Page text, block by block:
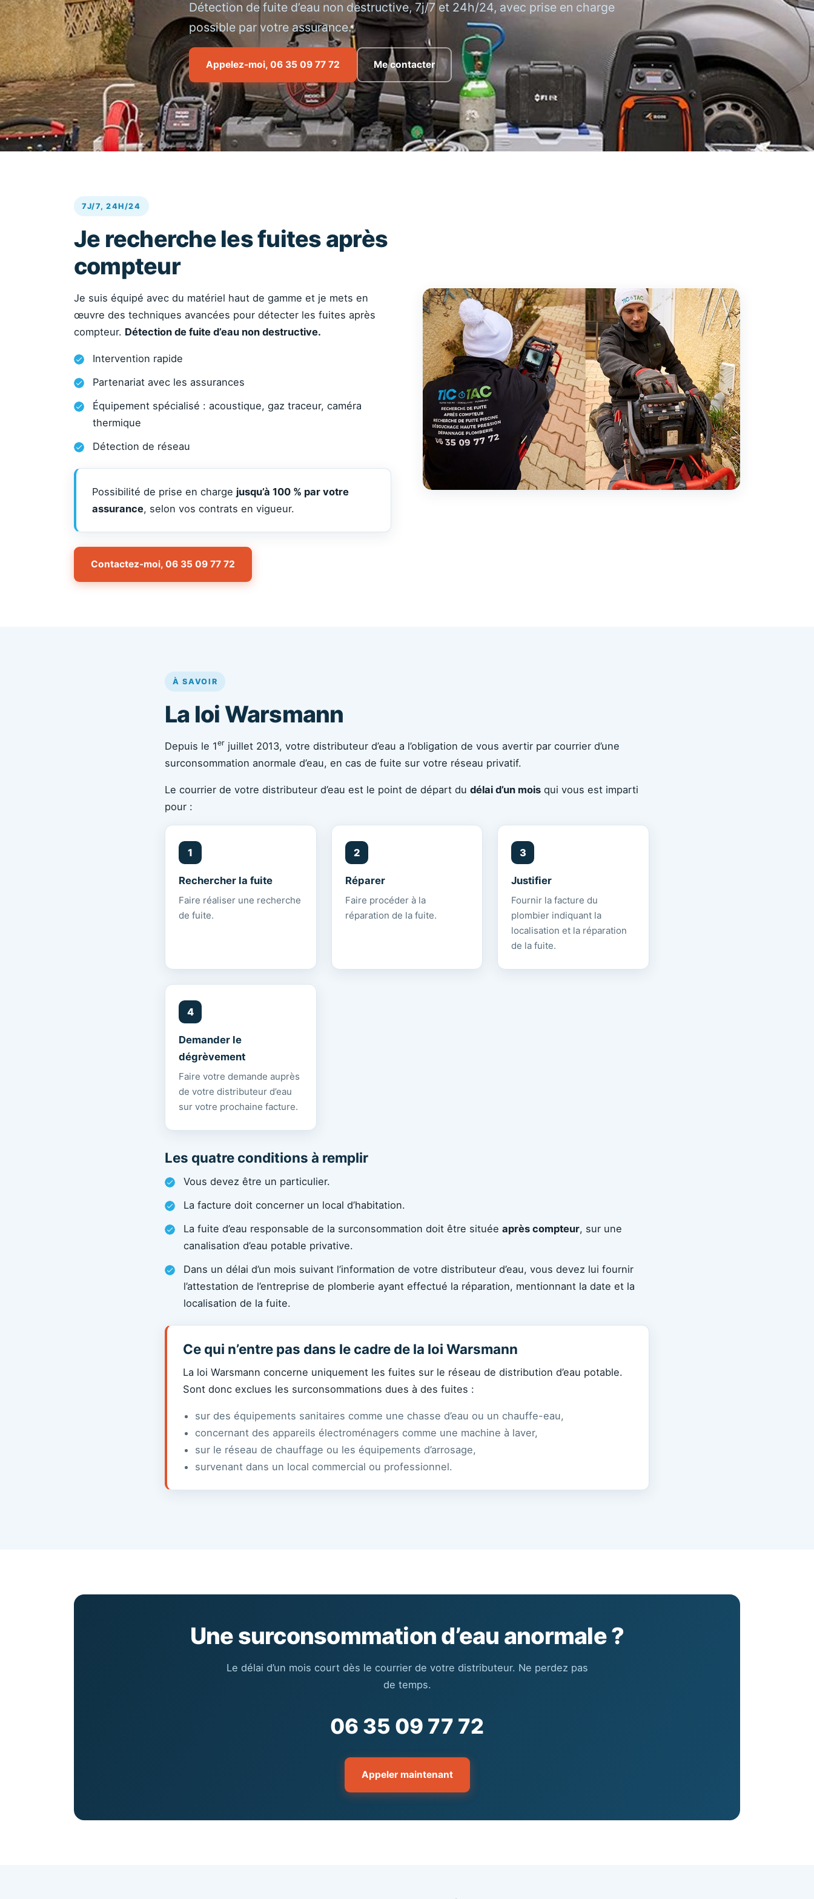
Détection de fuite d’eau non destructive, 7j/7 et 24h/24, avec prise en charge
possible par votre assurance.
Appelez-moi, 06 35 09 77 72 Me contacter
7J/7, 24H/24
Je recherche les fuites après
compteur
Je suis équipé avec du matériel haut de gamme et je mets en
œuvre des techniques avancées pour détecter les fuites après
compteur. Détection de fuite d’eau non destructive.
Intervention rapide
Partenariat avec les assurances
Équipement spécialisé : acoustique, gaz traceur, caméra
thermique
Détection de réseau
Possibilité de prise en charge jusqu’à 100 % par votre
assurance, selon vos contrats en vigueur.
Contactez-moi, 06 35 09 77 72
À SAVOIR
La loi Warsmann
Depuis le 1er juillet 2013, votre distributeur d’eau a l’obligation de vous avertir par courrier d’une
surconsommation anormale d’eau, en cas de fuite sur votre réseau privatif.
Le courrier de votre distributeur d’eau est le point de départ du délai d’un mois qui vous est imparti
pour :
Rechercher la fuite
Faire réaliser une recherche
de fuite.
Réparer
Faire procéder à la
réparation de la fuite.
Justifier
Fournir la facture du
plombier indiquant la
localisation et la réparation
de la fuite.
Demander le
dégrèvement
Faire votre demande auprès
de votre distributeur d’eau
sur votre prochaine facture.
Les quatre conditions à remplir
Vous devez être un particulier.
La facture doit concerner un local d’habitation.
La fuite d’eau responsable de la surconsommation doit être située après compteur, sur une
canalisation d’eau potable privative.
Dans un délai d’un mois suivant l’information de votre distributeur d’eau, vous devez lui fournir
l’attestation de l’entreprise de plomberie ayant effectué la réparation, mentionnant la date et la
localisation de la fuite.
Ce qui n’entre pas dans le cadre de la loi Warsmann
La loi Warsmann concerne uniquement les fuites sur le réseau de distribution d’eau potable.
Sont donc exclues les surconsommations dues à des fuites :
sur des équipements sanitaires comme une chasse d’eau ou un chauffe-eau,
concernant des appareils électroménagers comme une machine à laver,
sur le réseau de chauffage ou les équipements d’arrosage,
survenant dans un local commercial ou professionnel.
Une surconsommation d’eau anormale ?
Le délai d’un mois court dès le courrier de votre distributeur. Ne perdez pas
de temps.
06 35 09 77 72
Appeler maintenant